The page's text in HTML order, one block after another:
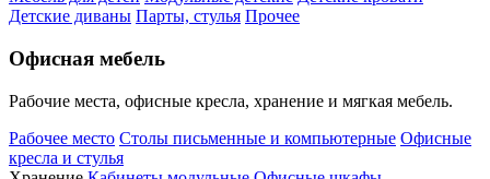
Детские диваны Парты, стулья Прочее
Офисная мебель
Рабочие места, офисные кресла, хранение и мягкая мебель.
Рабочее место Столы письменные и компьютерные Офисные
кресла и стулья